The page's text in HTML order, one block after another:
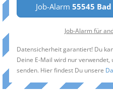
Job-Alarm 55545
Job-Alarm für
Datensicherheit garantiert! Du
Deine E-Mail wird nur
senden. Hier findest Du unsere